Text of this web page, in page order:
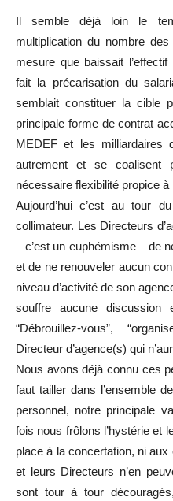
Il semble déjà loin le
multiplication du nombre
mesure que baissait
fait la précarisation du
semblait constituer la cible
principale forme de contrat
MEDEF et les milliardaires
autrement et se coalisent
nécessaire flexibilité propice
Aujourd’hui c’est au tour
collimateur. Les Directeurs
– c’est un euphémisme – de
et de ne renouveler aucun
niveau d’activité de son
souffre aucune discussion
“Débrouillez-vous”,
Directeur d’agence(s) qui
Nous avons déjà connu ces
faut tailler dans l’ensemble
personnel, notre principale
fois nous frôlons l’hystérie et
place à la concertation, ni aux
et leurs Directeurs n’en
sont tour à tour